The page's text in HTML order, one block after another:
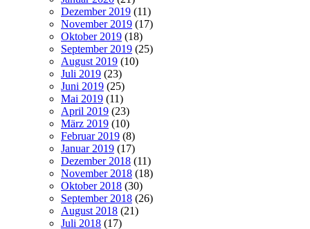
Dezember 2019 (11)
November 2019 (17)
Oktober 2019 (18)
September 2019 (25)
August 2019 (10)
Juli 2019 (23)
Juni 2019 (25)
Mai 2019 (11)
April 2019 (23)
März 2019 (10)
Februar 2019 (8)
Januar 2019 (17)
Dezember 2018 (11)
November 2018 (18)
Oktober 2018 (30)
September 2018 (26)
August 2018 (21)
Juli 2018 (17)